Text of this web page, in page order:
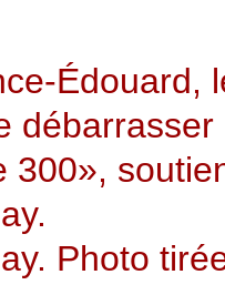
300»,
Photo